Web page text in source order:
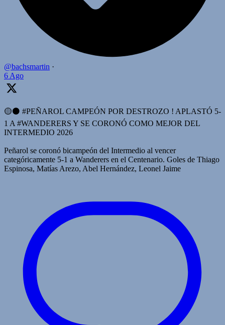
@bachsmartin ·
6 Ago
🟡⚫️ #PEÑAROL CAMPEÓN POR DESTROZO ! APLASTÓ 5-
1 A #WANDERERS Y SE CORONÓ COMO MEJOR DEL
INTERMEDIO 2026
Peñarol se coronó bicampeón del Intermedio al vencer
categóricamente 5-1 a Wanderers en el Centenario. Goles de Thiago
Espinosa, Matías Arezo, Abel Hernández, Leonel Jaime